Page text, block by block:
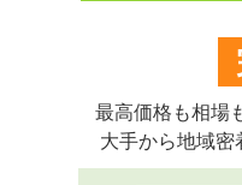
最高価格も相場
大手から地域密